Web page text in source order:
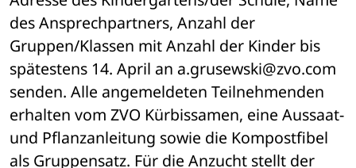
des Ansprechpartners, Anzahl der
Gruppen/Klassen mit Anzahl der Kinder bis
spätestens 14. April an a.grusewski@zvo.com
senden. Alle angemeldeten Teilnehmenden
erhalten vom ZVO Kürbissamen, eine Aussaat-
und Pflanzanleitung sowie die Kompostfibel
als Gruppensatz. Für die Anzucht stellt der